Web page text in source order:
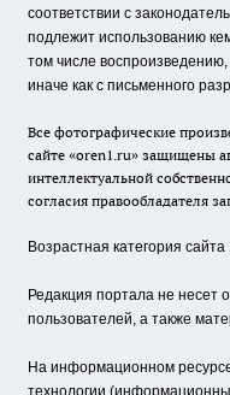
соответствии с
подлежит использованию
том числе
иначе как с письменного
Все фотографические
сайте «oren1.ru» защищены
интеллектуальной
согласия правообладателя
Возрастная категория сайта
Редакция портала не несет
пользователей, а также
На информационном